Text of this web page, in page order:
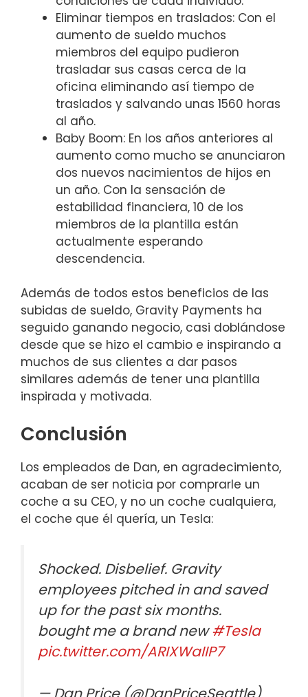
Eliminar tiempos en traslados: Con el
aumento de sueldo muchos
miembros del equipo pudieron
trasladar sus casas cerca de la
oficina eliminando así tiempo de
traslados y salvando unas 1560 horas
al año.
Baby Boom: En los años anteriores al
aumento como mucho se anunciaron
dos nuevos nacimientos de hijos en
un año. Con la sensación de
estabilidad financiera, 10 de los
miembros de la plantilla están
actualmente esperando
descendencia.
Además de todos estos beneficios de las
subidas de sueldo, Gravity Payments ha
seguido ganando negocio, casi doblándose
desde que se hizo el cambio e inspirando a
muchos de sus clientes a dar pasos
similares además de tener una plantilla
inspirada y motivada.
Conclusión
Los empleados de Dan, en agradecimiento,
acaban de ser noticia por comprarle un
coche a su CEO, y no un coche cualquiera,
el coche que él quería, un Tesla:
Shocked. Disbelief. Gravity
employees pitched in and saved
up for the past six months.
bought me a brand new#Tesla
pic.twitter.com/ARIXWaIIP7